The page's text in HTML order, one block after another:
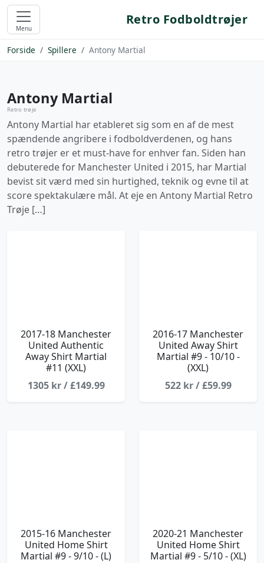
Menu
Retro Fodboldtrøjer
Forside Spillere Antony Martial
Antony Martial
Retro trøje
Antony Martial har etableret sig som en af de mest
spændende angribere i fodboldverdenen, og hans
retro trøjer er et must-have for enhver fan. Siden han
debuterede for Manchester United i 2015, har Martial
bevist sit værd med sin hurtighed, teknik og evne til at
score spektakulære mål. At eje en Antony Martial Retro
Trøje […]
2017-18 Manchester
United Authentic
Away Shirt Martial
#11 (XXL)
1305 kr / £149.99
2016-17 Manchester
United Away Shirt
Martial #9 - 10/10 -
(XXL)
522 kr / £59.99
2015-16 Manchester
United Home Shirt
Martial #9 - 9/10 - (L)
2020-21 Manchester
United Home Shirt
Martial #9 - 5/10 - (XL)